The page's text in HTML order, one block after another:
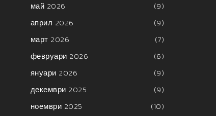
май 2026
(9)
април 2026
(9)
март 2026
(7)
февруари 2026
(6)
януари 2026
(9)
декември 2025
(9)
ноември 2025
(10)